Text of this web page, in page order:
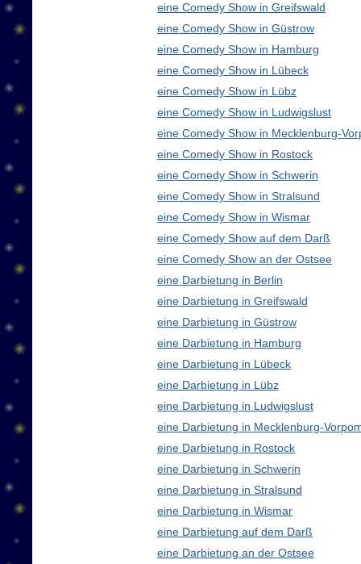
eine Comedy Show in Greifswald
eine Comedy Show in Güstrow
eine Comedy Show in Hamburg
eine Comedy Show in Lübeck
eine Comedy Show in Lübz
eine Comedy Show in Ludwigslust
eine Comedy Show in Mecklenburg-
eine Comedy Show in Rostock
eine Comedy Show in Schwerin
eine Comedy Show in Stralsund
eine Comedy Show in Wismar
eine Comedy Show auf dem Darß
eine Comedy Show an der Ostsee
eine Darbietung in Berlin
eine Darbietung in Greifswald
eine Darbietung in Güstrow
eine Darbietung in Hamburg
eine Darbietung in Lübeck
eine Darbietung in Lübz
eine Darbietung in Ludwigslust
eine Darbietung in Mecklenburg-
eine Darbietung in Rostock
eine Darbietung in Schwerin
eine Darbietung in Stralsund
eine Darbietung in Wismar
eine Darbietung auf dem Darß
eine Darbietung an der Ostsee